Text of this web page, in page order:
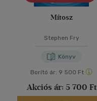
Mítosz
Stephen Fry
Könyv
Borító ár: 9 500 Ft
Akciós ár: 5 700 Ft